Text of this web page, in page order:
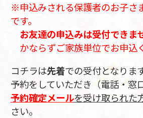
※申込みされる保護者のお子さ
です。
お友達の申込みは受付できま
かならずご家族単位でお申込
コチラは先着での受付となりま
予約をしていただき（電話・窓
予約確定メールを受け取られた
さい。